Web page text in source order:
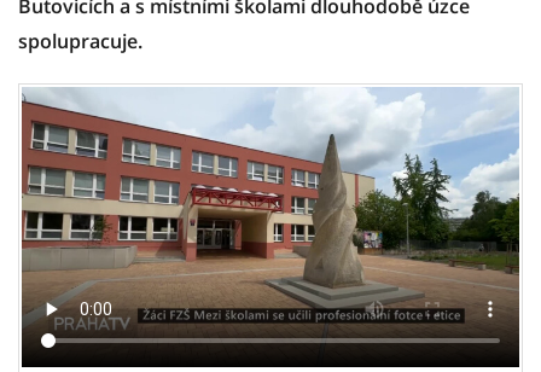
Butovicích a s místními školami dlouhodobě úzce
spolupracuje.